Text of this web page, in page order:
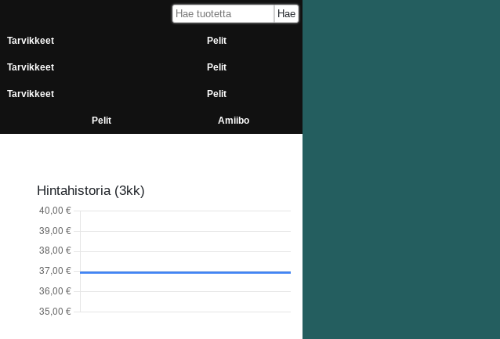
Tarvikkeet Pelit
Tarvikkeet Pelit
Tarvikkeet Pelit
Pelit Amiibo
Hintahistoria (3kk)